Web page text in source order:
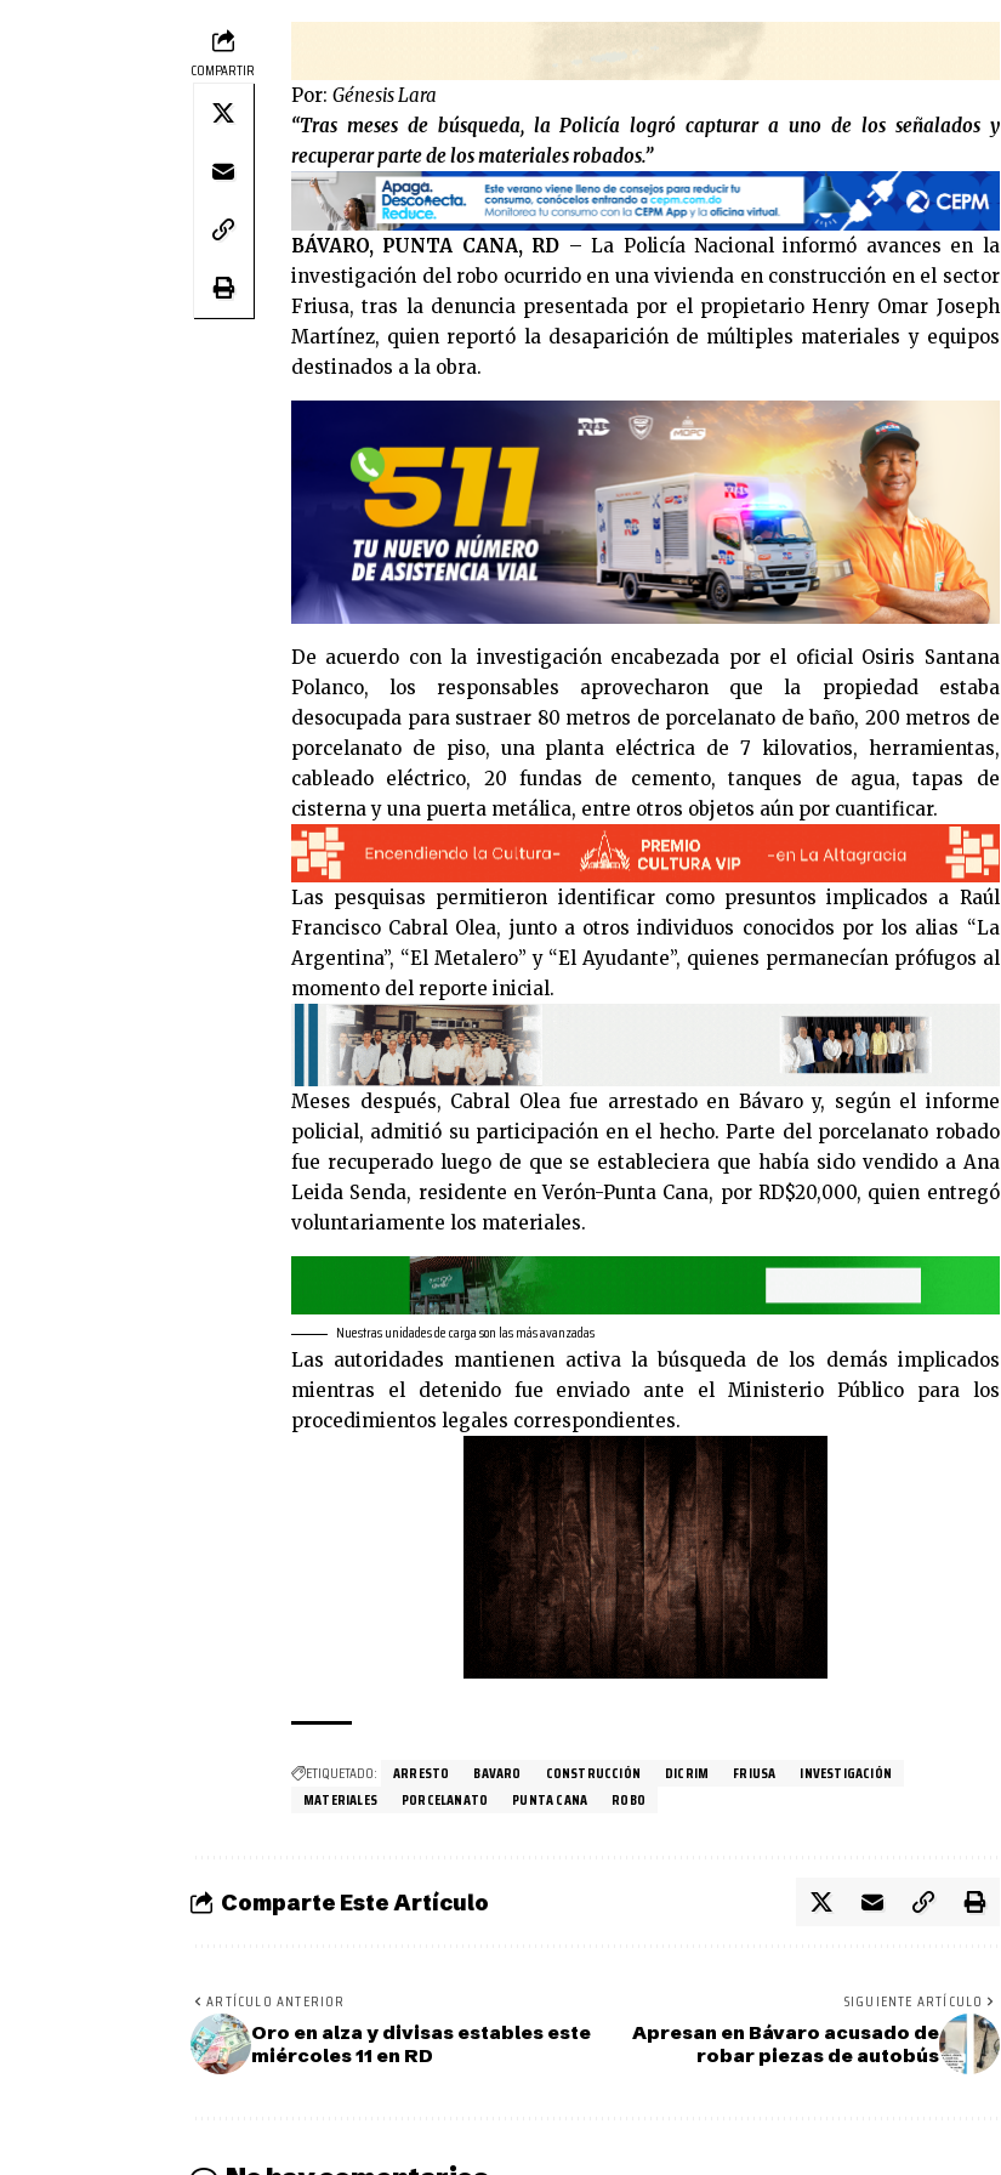
COMPARTIR
Por: Génesis Lara
“Tras meses de búsqueda, la Policía logró capturar a uno de los señalados y
recuperar parte de los materiales robados.”
BÁVARO, PUNTA CANA, RD – La Policía Nacional informó avances en la
investigación del robo ocurrido en una vivienda en construcción en el sector
Friusa, tras la denuncia presentada por el propietario Henry Omar Joseph
Martínez, quien reportó la desaparición de múltiples materiales y equipos
destinados a la obra.
De acuerdo con la investigación encabezada por el oficial Osiris Santana
Polanco, los responsables aprovecharon que la propiedad estaba
desocupada para sustraer 80 metros de porcelanato de baño, 200 metros de
porcelanato de piso, una planta eléctrica de 7 kilovatios, herramientas,
cableado eléctrico, 20 fundas de cemento, tanques de agua, tapas de
cisterna y una puerta metálica, entre otros objetos aún por cuantificar.
Las pesquisas permitieron identificar como presuntos implicados a Raúl
Francisco Cabral Olea, junto a otros individuos conocidos por los alias “La
Argentina”, “El Metalero” y “El Ayudante”, quienes permanecían prófugos al
momento del reporte inicial.
Meses después, Cabral Olea fue arrestado en Bávaro y, según el informe
policial, admitió su participación en el hecho. Parte del porcelanato robado
fue recuperado luego de que se estableciera que había sido vendido a Ana
Leida Senda, residente en Verón-Punta Cana, por RD$20,000, quien entregó
voluntariamente los materiales.
Nuestras unidades de carga son las más avanzadas
Las autoridades mantienen activa la búsqueda de los demás implicados
mientras el detenido fue enviado ante el Ministerio Público para los
procedimientos legales correspondientes.
ETIQUETADO: ARRESTO BAVARO CONSTRUCCIÓN DICRIM FRIUSA
INVESTIGACIÓN
MATERIALES
PORCELANATO PUNTA CANA ROBO
Comparte Este Artículo
ARTÍCULO ANTERIOR
Oro en alza y divisas estables este
miércoles 11 en RD
SIGUIENTE ARTÍCULO
Apresan en Bávaro acusado de
robar piezas de autobús